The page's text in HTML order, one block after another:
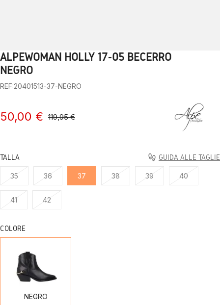
1 2 3 4 5 6 7 8 9
ALPEWOMAN HOLLY 17-05 BECERRO
NEGRO
REF:20401513-37-NEGRO
50,00 € 119,95 €
TALLA GUIDA ALLE TAGLIE
35 36 37 38 39 40
41 42
COLORE
NEGRO